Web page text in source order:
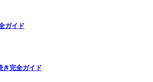
ガイド
き完全ガイド